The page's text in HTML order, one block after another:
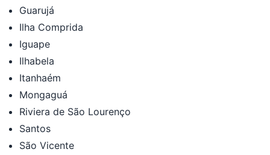
Guarujá
Ilha Comprida
Iguape
Ilhabela
Itanhaém
Mongaguá
Riviera de São Lourenço
Santos
São Vicente